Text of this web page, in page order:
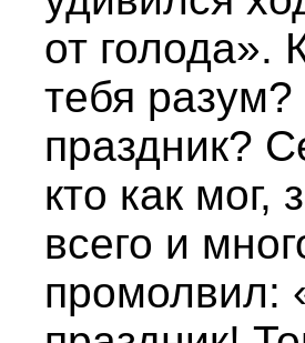
от голода».
тебя
праздник?
кто как мог,
всего и
промолвил: